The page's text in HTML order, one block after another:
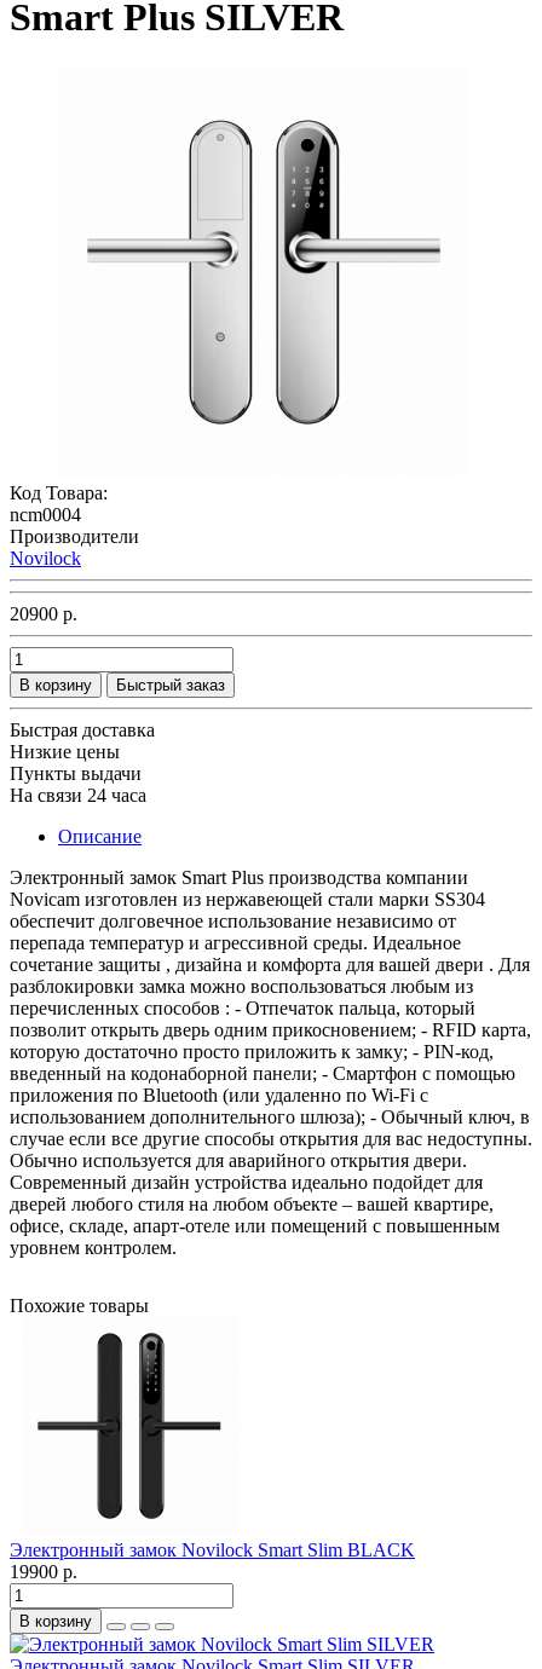
Smart Plus SILVER
Код Товара:
ncm0004
Производители
Novilock
20900 р.
В корзину Быстрый заказ
Быстрая доставка
Низкие цены
Пункты выдачи
На связи 24 часа
Описание
Электронный замок Smart Plus производства компании
Novicam изготовлен из нержавеющей стали марки SS304
обеспечит долговечное использование независимо от
перепада температур и агрессивной среды. Идеальное
сочетание защиты , дизайна и комфорта для вашей двери . Для
разблокировки замка можно воспользоваться любым из
перечисленных способов : - Отпечаток пальца, который
позволит открыть дверь одним прикосновением; - RFID карта,
которую достаточно просто приложить к замку; - PIN-код,
введенный на кодонаборной панели; - Смартфон с помощью
приложения по Bluetooth (или удаленно по Wi-Fi с
использованием дополнительного шлюза); - Обычный ключ, в
случае если все другие способы открытия для вас недоступны.
Обычно используется для аварийного открытия двери.
Современный дизайн устройства идеально подойдет для
дверей любого стиля на любом объекте – вашей квартире,
офисе, складе, апарт-отеле или помещений с повышенным
уровнем контролем.
Похожие товары
Электронный замок Novilock Smart Slim BLACK
19900 р.
В корзину